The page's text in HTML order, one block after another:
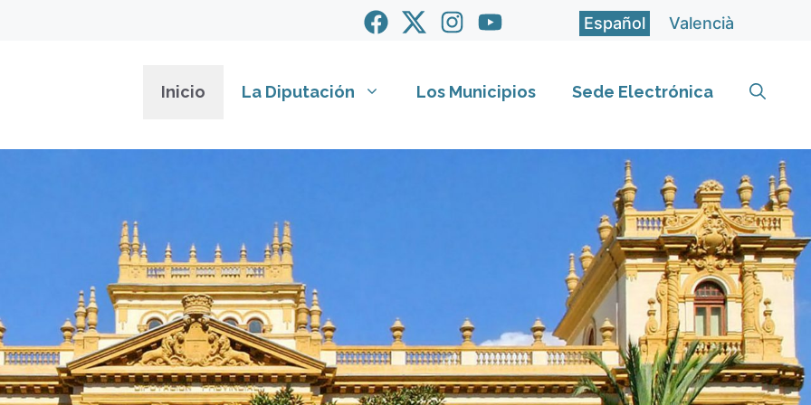
Español Valencià
Inicio La Diputación Los Municipios Sede Electrónica